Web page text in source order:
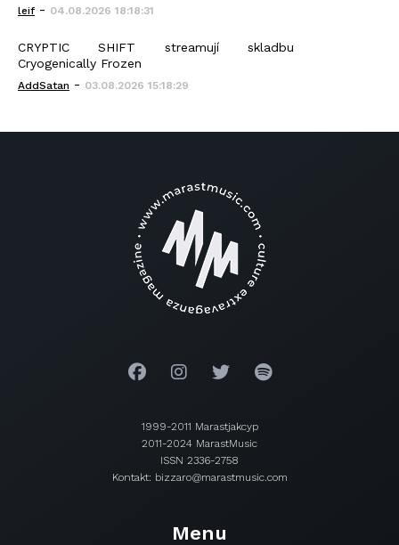
leif - 04.08.2026 18:18:31
CRYPTIC SHIFT streamují skladbu
Cryogenically Frozen
AddSatan - 03.08.2026 15:18:29
1999-2011 Marastjakcyp
2011-2024 MarastMusic
ISSN 2336-2758
Kontakt: bizzaro@marastmusic.com
Menu